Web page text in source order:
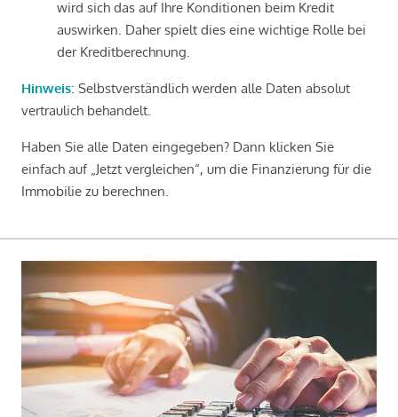
wird sich das auf Ihre Konditionen beim Kredit
auswirken. Daher spielt dies eine wichtige Rolle bei
der Kreditberechnung.
Hinweis: Selbstverständlich werden alle Daten absolut
vertraulich behandelt.
Haben Sie alle Daten eingegeben? Dann klicken Sie
einfach auf „Jetzt vergleichen“, um die Finanzierung für die
Immobilie zu berechnen.